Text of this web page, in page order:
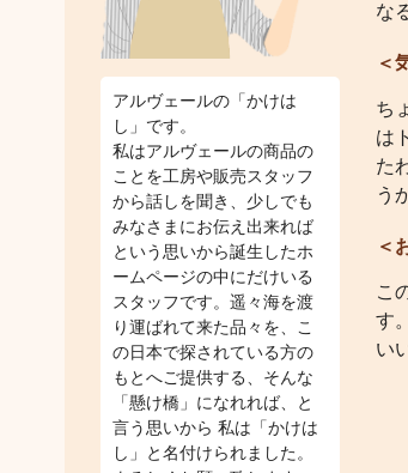
アルヴェールの「かけは
し」です。
私はアルヴェールの商品の
ことを工房や販売スタッフ
から話しを聞き、少しでも
みなさまにお伝え出来れば
という思いから誕生したホ
ームページの中にだけいる
スタッフです。遥々海を渡
り運ばれて来た品々を、こ
の日本で探されている方の
もとへご提供する、そんな
「懸け橋」になれれば、と
言う思いから 私は「かけは
し」と名付けられました。
な
＜
ち
は
た
う
＜
こ
す
い